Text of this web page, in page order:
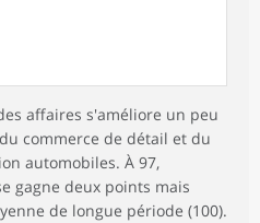
affaires s'améliore un peu
commerce de détail et du
automobiles. À 97,
gagne deux points mais
de longue période (100).